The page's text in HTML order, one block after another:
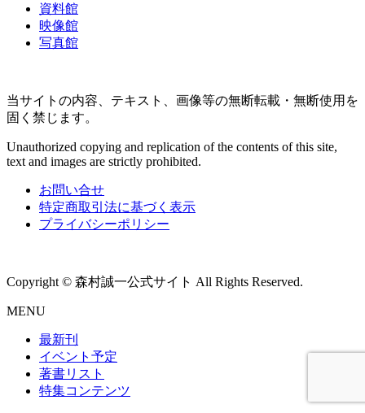
資料館
映像館
写真館
当サイトの内容、テキスト、画像等の無断転載・無断使用を
固く禁じます。
Unauthorized copying and replication of the contents of this site,
text and images are strictly prohibited.
お問い合せ
特定商取引法に基づく表示
プライバシーポリシー
Copyright © 森村誠一公式サイト All Rights Reserved.
MENU
最新刊
イベント予定
著書リスト
特集コンテンツ